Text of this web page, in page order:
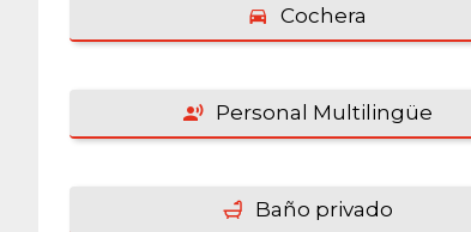
Cochera
Personal Multilingüe
Baño privado